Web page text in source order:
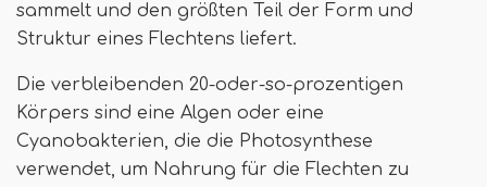
sammelt und den größten Teil der Form und
Struktur eines Flechtens liefert.
Die verbleibenden 20-oder-so-prozentigen
Körpers sind eine Algen oder eine
Cyanobakterien, die die Photosynthese
verwendet, um Nahrung für die Flechten zu